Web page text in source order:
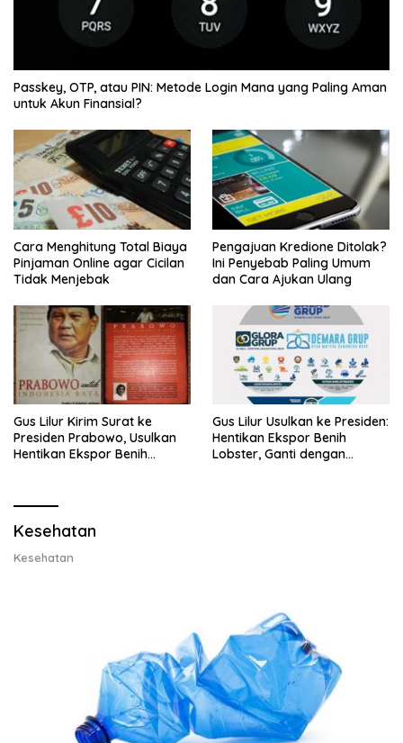
Passkey, OTP, atau PIN: Metode Login Mana yang Paling Aman
untuk Akun Finansial?
Cara Menghitung Total Biaya
Pinjaman Online agar Cicilan
Tidak Menjebak
Pengajuan Kredione Ditolak?
Ini Penyebab Paling Umum
dan Cara Ajukan Ulang
Gus Lilur Kirim Surat ke
Presiden Prabowo, Usulkan
Hentikan Ekspor Benih
Gus Lilur Usulkan ke Presiden:
Hentikan Ekspor Benih
Lobster, Ganti dengan
Kesehatan
Kesehatan